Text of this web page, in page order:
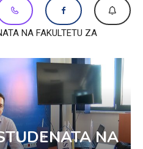
NA FAKULTETU ZA
NA